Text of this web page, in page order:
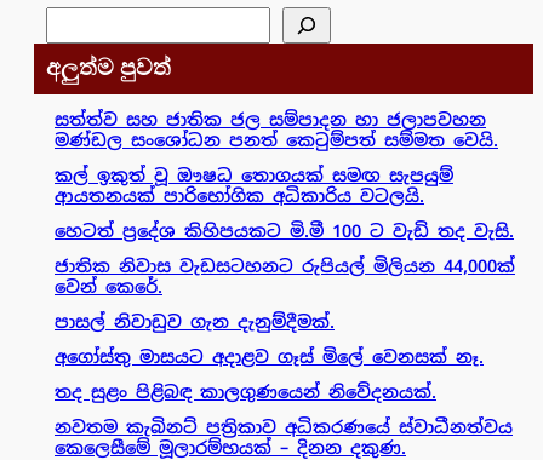
අලුත්ම පුවත්
සත්ත්ව සහ ජාතික ජල සම්පාදන හා ජලාපවහන
මණ්ඩල සංශෝධන පනත් කෙටුම්පත් සම්මත වෙයි.
කල් ඉකුත් වූ ඖෂධ තොගයක් සමඟ සැපයුම්
ආයතනයක් පාරිභෝගික අධිකාරිය වටලයි.
හෙටත් ප්‍රදේශ කිහිපයකට මි.මී 100 ට වැඩි තද වැසි.
ජාතික නිවාස වැඩසටහනට රුපියල් මිලියන 44,000ක්
වෙන් කෙරේ.
පාසල් නිවාඩුව ගැන දැනුම්දීමක්.
අගෝස්තු මාසයට අදාළව ගෑස් මිලේ වෙනසක් නෑ.
තද සුළං පිළිබඳ කාලගුණයෙන් නිවේදනයක්.
නවතම කැබිනට් පත්‍රිකාව අධිකරණයේ ස්වාධීනත්වය
කෙලෙසීමේ මූලාරම්භයක් – දිනන දකුණ.